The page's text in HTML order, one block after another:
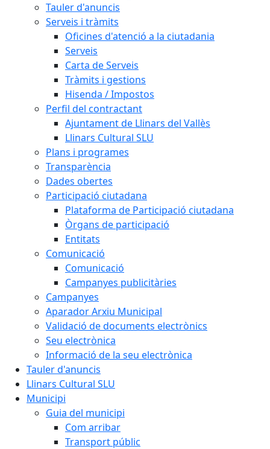
Tauler d'anuncis
Serveis i tràmits
Oficines d'atenció a la ciutadania
Serveis
Carta de Serveis
Tràmits i gestions
Hisenda / Impostos
Perfil del contractant
Ajuntament de Llinars del Vallès
Llinars Cultural SLU
Plans i programes
Transparència
Dades obertes
Participació ciutadana
Plataforma de Participació ciutadana
Òrgans de participació
Entitats
Comunicació
Comunicació
Campanyes publicitàries
Campanyes
Aparador Arxiu Municipal
Validació de documents electrònics
Seu electrònica
Informació de la seu electrònica
Tauler d'anuncis
Llinars Cultural SLU
Municipi
Guia del municipi
Com arribar
Transport públic